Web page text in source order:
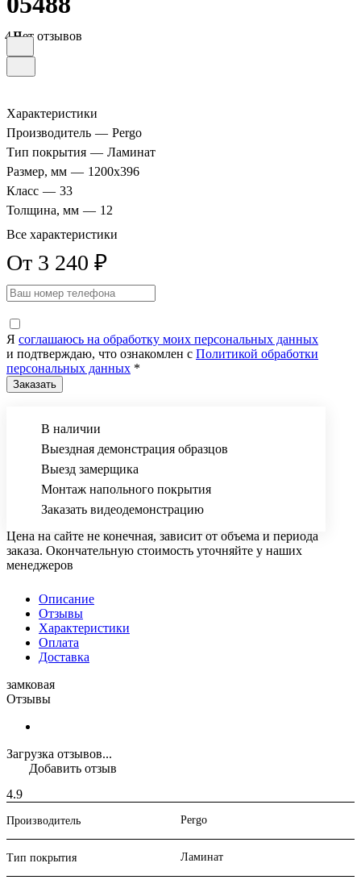
4.9Нет отзывов
Характеристики
Производитель — Pergo
Тип покрытия — Ламинат
Размер, мм — 1200x396
Класс — 33
Толщина, мм — 12
Все характеристики
От 3 240 ₽
Я соглашаюсь на обработку моих персональных данных
и подтверждаю, что ознакомлен с Политикой обработки
персональных данных *
В наличии
Выездная демонстрация образцов
Выезд замерщика
Монтаж напольного покрытия
Заказать видеодемонстрацию
Цена на сайте не конечная, зависит от объема и периода
заказа. Окончательную стоимость уточняйте у наших
менеджеров
Описание
Отзывы
Характеристики
Оплата
Доставка
замковая
Отзывы
Загрузка отзывов...
4.9
Добавить отзыв
Производитель Pergo
Тип покрытия Ламинат